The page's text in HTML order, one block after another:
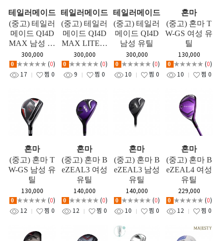
테일러메이드
(중고) 테일러
메이드 QI4D
MAX 남성 유
틸
300,000
0 ★★★★★ (0)
17
찜 0
테일러메이드
(중고) 테일러
메이드 QI4D
MAX LITE여
성 유틸
300,000
0 ★★★★★ (0)
9
찜 0
테일러메이드
(중고) 테일러
메이드 QI4D
남성 유틸
300,000
0 ★★★★★ (0)
10
찜 0
혼마
(중고) 혼마 T
W-GS 여성 유
틸
130,000
0 ★★★★★ (0)
10
찜 0
혼마
(중고) 혼마 T
W-GS 남성 유
틸
130,000
0 ★★★★★ (0)
12
찜 0
혼마
(중고) 혼마 B
eZEAL3 여성
유틸
140,000
0 ★★★★★ (0)
12
찜 0
혼마
(중고) 혼마 B
eZEAL3 남성
유틸
140,000
0 ★★★★★ (0)
10
찜 0
혼마
(중고) 혼마 B
eZEAL4 여성
유틸
229,000
0 ★★★★★ (0)
12
찜 0